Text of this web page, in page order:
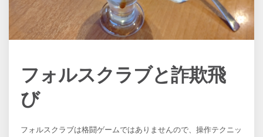
フォルスクラブと詐欺飛
び
フォルスクラブは格闘ゲームではありませんので、操作テクニッ